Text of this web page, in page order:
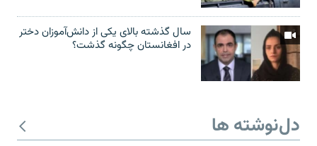
سال گذشته بالای یکی از دانش‌آموزان دختر
در افغانستان چگونه گذشت؟
دل‌نوشته ها